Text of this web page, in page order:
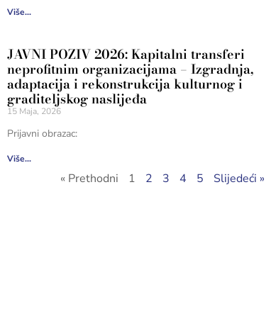
Više...
JAVNI POZIV 2026: Kapitalni transferi
neprofitnim organizacijama – Izgradnja,
adaptacija i rekonstrukcija kulturnog i
graditeljskog naslijeđa
15 Maja, 2026
Prijavni obrazac:
Više...
« Prethodni 1 2 3 4 5 Slijedeći »